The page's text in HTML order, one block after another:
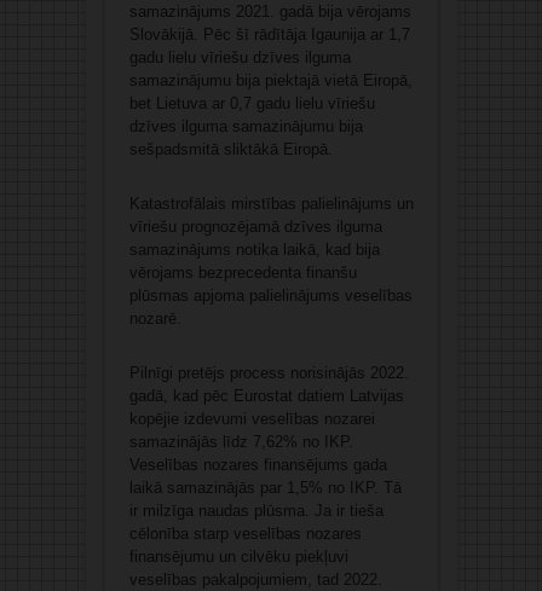
samazinājums 2021. gadā bija vērojams
Slovākijā. Pēc šī rādītāja Igaunija ar 1,7
gadu lielu vīriešu dzīves ilguma
samazinājumu bija piektajā vietā Eiropā,
bet Lietuva ar 0,7 gadu lielu vīriešu
dzīves ilguma samazinājumu bija
sešpadsmitā sliktākā Eiropā.
Katastrofālais mirstības palielinājums un
vīriešu prognozējamā dzīves ilguma
samazinājums notika laikā, kad bija
vērojams bezprecedenta finanšu
plūsmas apjoma palielinājums veselības
nozarē.
Pilnīgi pretējs process norisinājās 2022.
gadā, kad pēc Eurostat datiem Latvijas
kopējie izdevumi veselības nozarei
samazinājās līdz 7,62% no IKP.
Veselības nozares finansējums gada
laikā samazinājās par 1,5% no IKP. Tā
ir milzīga naudas plūsma. Ja ir tieša
cēlonība starp veselības nozares
finansējumu un cilvēku piekļuvi
veselības pakalpojumiem, tad 2022.